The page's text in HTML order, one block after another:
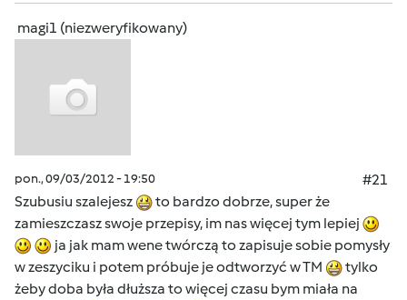
magi1 (niezweryfikowany)
pon., 09/03/2012 - 19:50
#21
Szubusiu szalejesz
to bardzo dobrze, super że
zamieszczasz swoje przepisy, im nas więcej tym lepiej
ja jak mam wene twórczą to zapisuje sobie pomysły
w zeszyciku i potem próbuje je odtworzyć w TM
tylko
żeby doba była dłuższa to więcej czasu bym miała na